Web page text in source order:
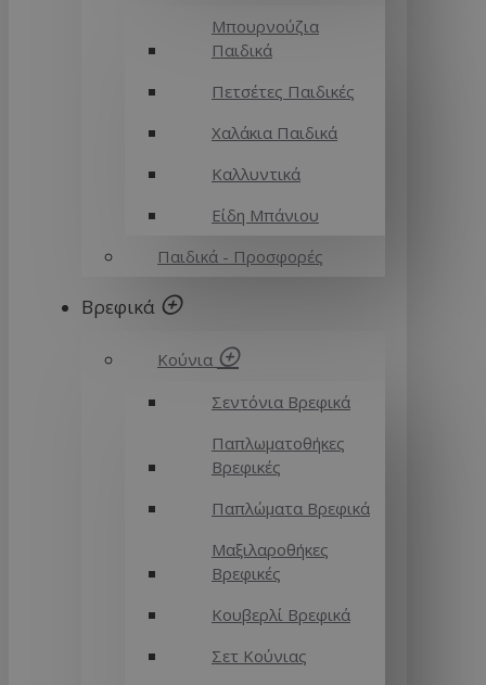
Μπουρνούζια
Παιδικά
Πετσέτες Παιδικές
Χαλάκια Παιδικά
Καλλυντικά
Είδη Μπάνιου
Παιδικά - Προσφορές
Βρεφικά
Κούνια
Σεντόνια Βρεφικά
Παπλωματοθήκες
Βρεφικές
Παπλώματα Βρεφικά
Μαξιλαροθήκες
Βρεφικές
Κουβερλί Βρεφικά
Σετ Κούνιας